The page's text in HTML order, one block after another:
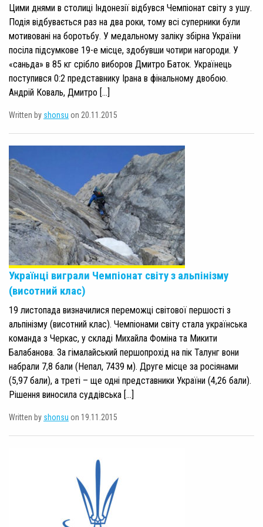
Цими днями в столиці Індонезії відбувся Чемпіонат світу з ушу.
Подія відбувається раз на два роки, тому всі суперники були
мотивовані на боротьбу. У медальному заліку збірна України
посіла підсумкове 19-е місце, здобувши чотири нагороди. У
«саньда» в 85 кг срібло виборов Дмитро Баток. Українець
поступився 0:2 представнику Ірана в фінальному двобою.
Андрій Коваль, Дмитро […]
Written by shonsu on 20.11.2015
Українці виграли Чемпіонат світу з альпінізму
(висотний клас)
19 листопада визначилися переможці світової першості з
альпінізму (висотний клас). Чемпіонами світу стала українська
команда з Черкас, у складі Михайла Фоміна та Микити
Балабанова. За гімалайський першопрохід на пік Талунг вони
набрали 7,8 бали (Непал, 7439 м). Друге місце за росіянами
(5,97 бали), а треті – ще одні представники України (4,26 бали).
Рішення виносила суддівська […]
Written by shonsu on 19.11.2015